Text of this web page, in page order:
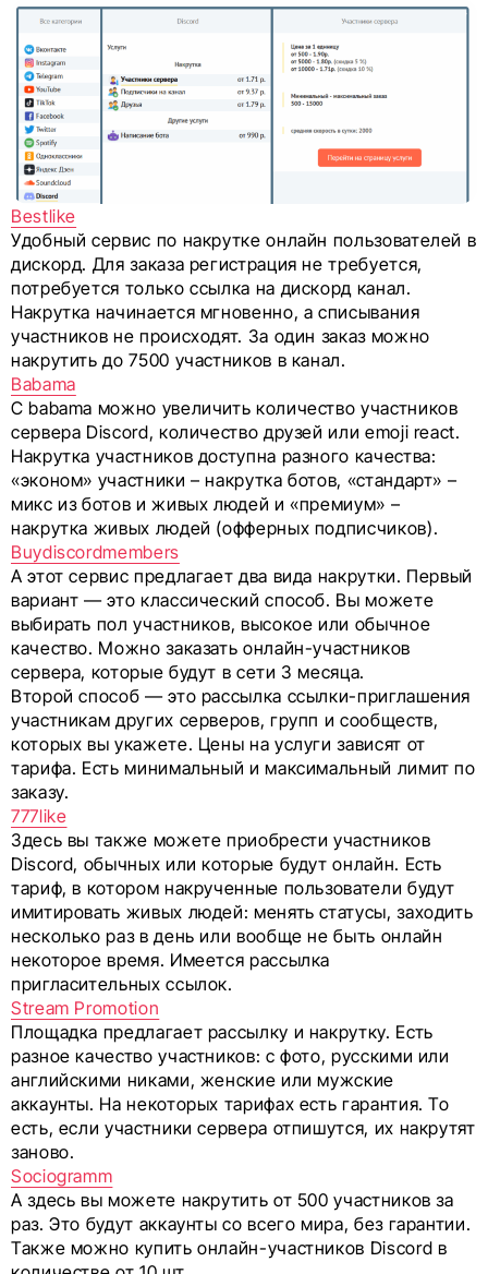
Bestlike
Удобный сервис по накрутке онлайн пользователей в
дискорд. Для заказа регистрация не требуется,
потребуется только ссылка на дискорд канал.
Накрутка начинается мгновенно, а списывания
участников не происходят. За один заказ можно
накрутить до 7500 участников в канал.
Babama
С babama можно увеличить количество участников
сервера Discord, количество друзей или emoji react.
Накрутка участников доступна разного качества:
«эконом» участники – накрутка ботов, «стандарт» –
микс из ботов и живых людей и «премиум» –
накрутка живых людей (офферных подписчиков).
Buydiscordmembers
А этот сервис предлагает два вида накрутки. Первый
вариант — это классический способ. Вы можете
выбирать пол участников, высокое или обычное
качество. Можно заказать онлайн-участников
сервера, которые будут в сети 3 месяца.
Второй способ — это рассылка ссылки-приглашения
участникам других серверов, групп и сообществ,
которых вы укажете. Цены на услуги зависят от
тарифа. Есть минимальный и максимальный лимит по
заказу.
777like
Здесь вы также можете приобрести участников
Discord, обычных или которые будут онлайн. Есть
тариф, в котором накрученные пользователи будут
имитировать живых людей: менять статусы, заходить
несколько раз в день или вообще не быть онлайн
некоторое время. Имеется рассылка
пригласительных ссылок.
Stream Promotion
Площадка предлагает рассылку и накрутку. Есть
разное качество участников: с фото, русскими или
английскими никами, женские или мужские
аккаунты. На некоторых тарифах есть гарантия. То
есть, если участники сервера отпишутся, их накрутят
заново.
Sociogramm
А здесь вы можете накрутить от 500 участников за
раз. Это будут аккаунты со всего мира, без гарантии.
Также можно купить онлайн-участников Discord в